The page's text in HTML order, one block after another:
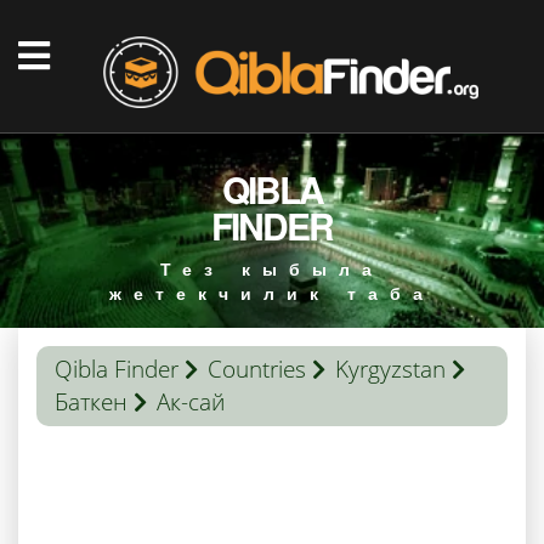
QIBLA
FINDER
Тез кыбыла
жетекчилик таба
Qibla Finder Countries
Kyrgyzstan
Баткен
Ак-сай